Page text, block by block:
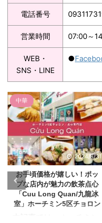
電話番号
営業時間 07:00～
WEB・
SNS・LINE
●
中華
2024/7/21
【おすすめ】ホーチミン5つ
星ホテルの美味しい点心飲
茶を堪能「TUNG
GARDEN」
美食の街ホーチミンで美